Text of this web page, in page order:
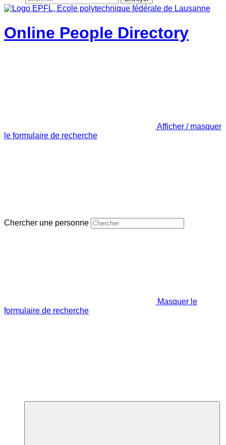
Online People Directory
Afficher / masquer
le formulaire de recherche
Chercher une personne
Masquer le
formulaire de recherche